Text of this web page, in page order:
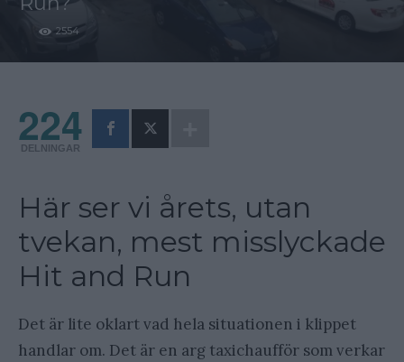
2554
224
DELNINGAR
Här ser vi årets, utan
tvekan, mest misslyckade
Hit and Run
Det är lite oklart vad hela situationen i klippet
handlar om. Det är en arg taxichaufför som verkar